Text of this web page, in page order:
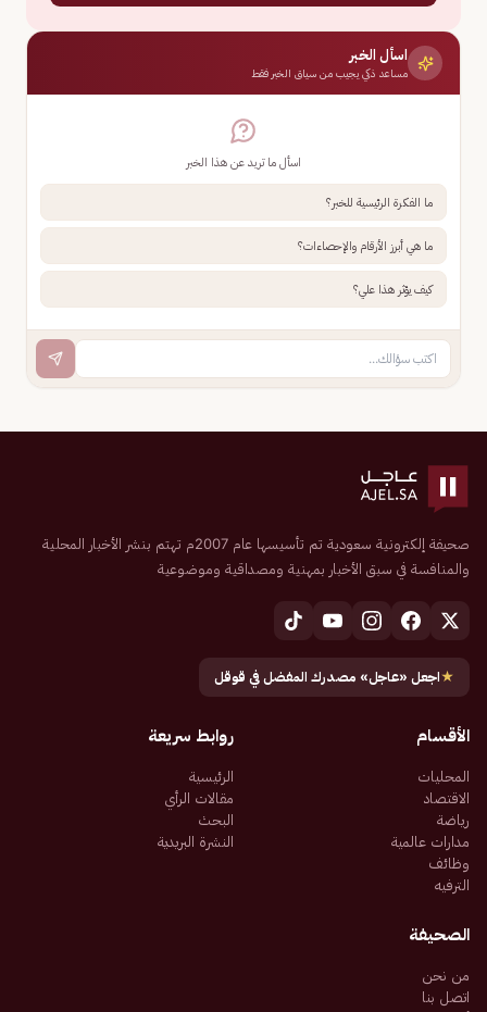
اسأل الخبر
مساعد ذكي يجيب من سياق الخبر فقط
اسأل ما تريد عن هذا الخبر
ما الفكرة الرئيسية للخبر؟
ما هي أبرز الأرقام والإحصاءات؟
كيف يؤثر هذا علي؟
صحيفة إلكترونية سعودية تم تأسيسها عام 2007م تهتم بنشر الأخبار المحلية
والمنافسة في سبق الأخبار بمهنية ومصداقية وموضوعية
★اجعل «عاجل» مصدرك المفضل في قوقل
الأقسام
المحليات
الاقتصاد
رياضة
مدارات عالمية
وظائف
الترفيه
روابط سريعة
الرئيسية
مقالات الرأي
البحث
النشرة البريدية
الصحيفة
من نحن
اتصل بنا